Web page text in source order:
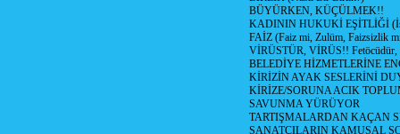
BÜYÜRKEN, KÜÇÜLMEK!!
KADININ HUKUKİ EŞİTLİĞİ
FAİZ (Faiz mi, Zulüm, Faizsizlik
VİRÜSTÜR, VİRÜS!! Fetöcüdür,
BELEDİYE HİZMETLERİNE
KİRİZİN AYAK SESLERİNİ
KİRİZE/SORUNA ACIK
SAVUNMA YÜRÜYOR
TARTIŞMALARDAN KAÇAN
SANATÇILARIN KAMUSAL